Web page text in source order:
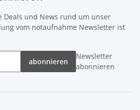
Deals und News rund um unser
vom notaufnahme Newsletter ist
abonnieren
Newsletter
abonnieren